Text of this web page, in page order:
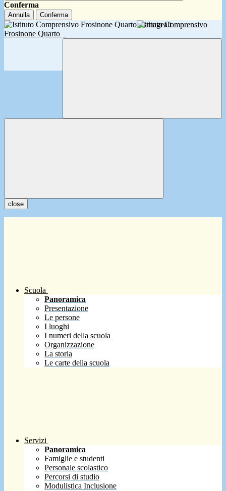
Conferma
Annulla Conferma
Istituto Comprensivo
Frosinone Quarto
close
Scuola
Panoramica
Presentazione
Le persone
I luoghi
I numeri della scuola
Organizzazione
La storia
Le carte della scuola
Servizi
Panoramica
Famiglie e studenti
Personale scolastico
Percorsi di studio
Modulistica Inclusione